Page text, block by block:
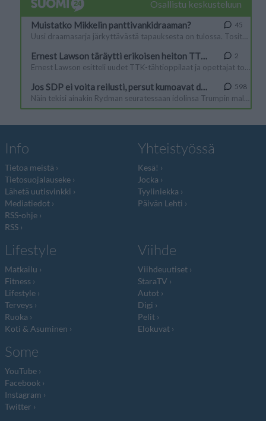
Info
Tietoa meistä
Tietosuojalauseke
Lähetä uutisvinkki
Mediatiedot
RSS-ohje
RSS
Yhteistyössä
Kesä!
Jocka
Tyyliniekka
Päivän Lehti
Lifestyle
Matkailu
Fitness
Lifestyle
Terveys
Ruoka
Koti & Asuminen
Viihde
Viihdeuutiset
StaraTV
Autot
Digi
Pelit
Elokuvat
Some
YouTube
Facebook
Instagram
Twitter